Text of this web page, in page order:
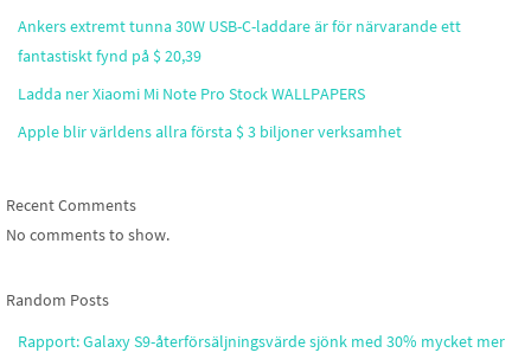
Ankers extremt tunna 30W USB-C-laddare är för närvarande ett
fantastiskt fynd på $ 20,39
Ladda ner Xiaomi Mi Note Pro Stock WALLPAPERS
Apple blir världens allra första $ 3 biljoner verksamhet
Recent Comments
No comments to show.
Random Posts
Rapport: Galaxy S9-återförsäljningsvärde sjönk med 30% mycket mer